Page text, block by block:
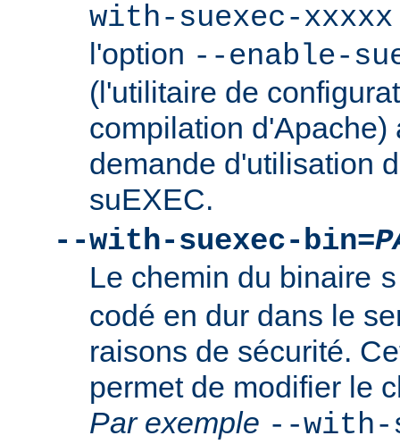
with-suexec-xxxxx
l'option --enable-
(l'utilitaire de
compilation d'Apache)
demande d'utilisation
suEXEC.
--with-suexec-bin=
Le chemin du binaire
codé en dur dans le
raisons de sécurité.
permet de modifier le
Par exemple --with-